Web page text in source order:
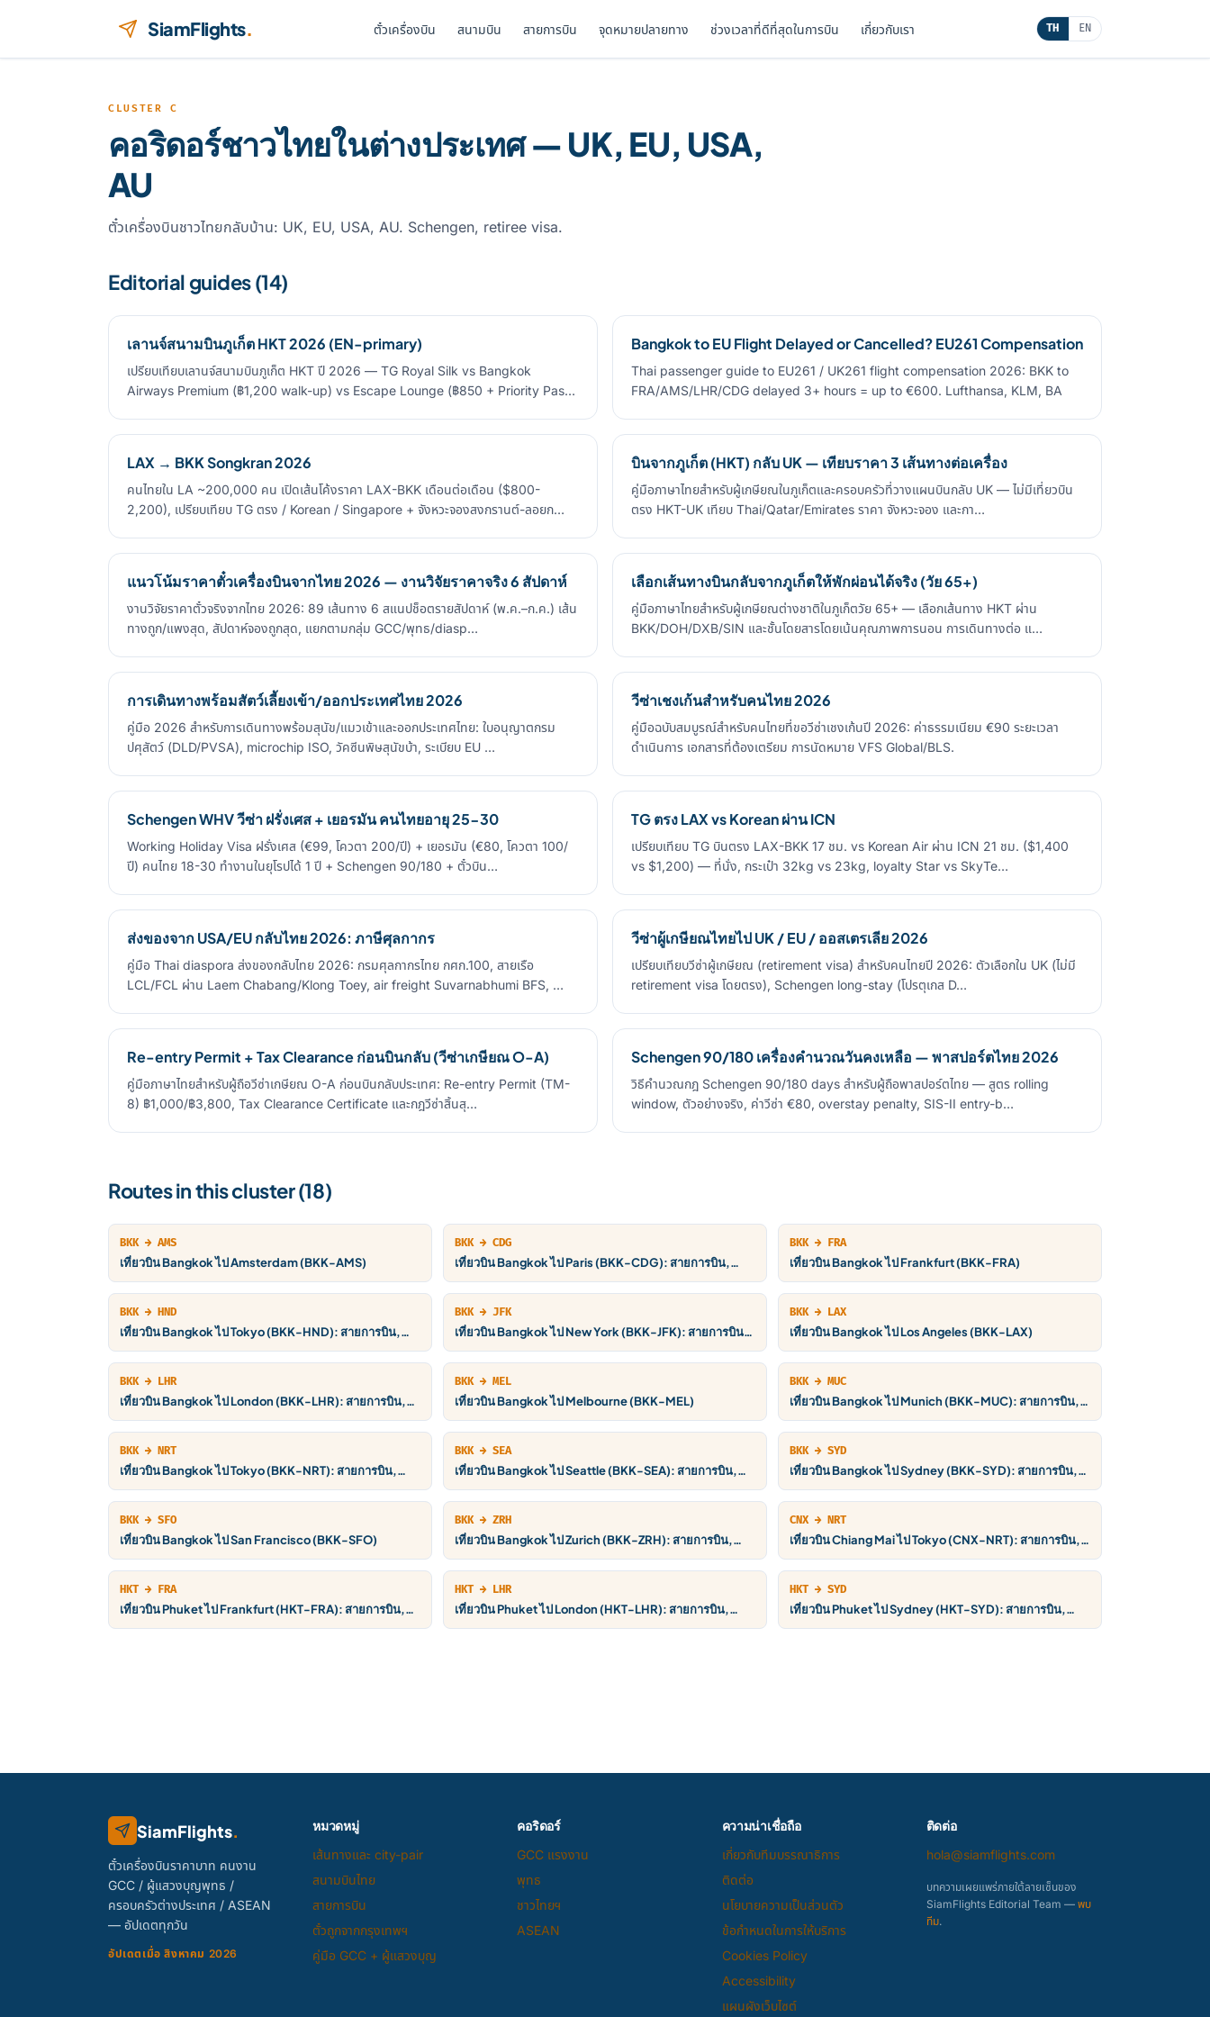
SiamFlights. ตั๋วเครื่องบิน สนามบิน สายการบิน จุดหมายปลายทาง ช่วงเวลาที่ดีที่สุดในการบิน เกี่ยวกับเรา TH EN
CLUSTER C
คอริดอร์ชาวไทยในต่างประเทศ — UK, EU, USA,
AU
ตั๋วเครื่องบินชาวไทยกลับบ้าน: UK, EU, USA, AU. Schengen, retiree visa.
Editorial guides (14)
เลานจ์สนามบินภูเก็ต HKT 2026 (EN-primary)
เปรียบเทียบเลานจ์สนามบินภูเก็ต HKT ปี 2026 — TG Royal Silk vs Bangkok
Airways Premium (฿1,200 walk-up) vs Escape Lounge (฿850 + Priority Pas…
Bangkok to EU Flight Delayed or Cancelled? EU261 Compensation
Thai passenger guide to EU261 / UK261 flight compensation 2026: BKK to
FRA/AMS/LHR/CDG delayed 3+ hours = up to €600. Lufthansa, KLM, BA
LAX → BKK Songkran 2026
คนไทยใน LA ~200,000 คน เปิดเส้นโค้งราคา LAX-BKK เดือนต่อเดือน ($800-
2,200), เปรียบเทียบ TG ตรง / Korean / Singapore + จังหวะจองสงกรานต์-ลอยก…
บินจากภูเก็ต (HKT) กลับ UK — เทียบราคา 3 เส้นทางต่อเครื่อง
คู่มือภาษาไทยสำหรับผู้เกษียณในภูเก็ตและครอบครัวที่วางแผนบินกลับ UK — ไม่มีเที่ยวบิน
ตรง HKT-UK เทียบ Thai/Qatar/Emirates ราคา จังหวะจอง และกา…
แนวโน้มราคาตั๋วเครื่องบินจากไทย 2026 — งานวิจัยราคาจริง 6 สัปดาห์
งานวิจัยราคาตั๋วจริงจากไทย 2026: 89 เส้นทาง 6 สแนปช็อตรายสัปดาห์ (พ.ค.–ก.ค.) เส้น
ทางถูก/แพงสุด, สัปดาห์จองถูกสุด, แยกตามกลุ่ม GCC/พุทธ/diasp…
เลือกเส้นทางบินกลับจากภูเก็ตให้พักผ่อนได้จริง (วัย 65+)
คู่มือภาษาไทยสำหรับผู้เกษียณต่างชาติในภูเก็ตวัย 65+ — เลือกเส้นทาง HKT ผ่าน
BKK/DOH/DXB/SIN และชั้นโดยสารโดยเน้นคุณภาพการนอน การเดินทางต่อ แ…
การเดินทางพร้อมสัตว์เลี้ยงเข้า/ออกประเทศไทย 2026
คู่มือ 2026 สำหรับการเดินทางพร้อมสุนัข/แมวเข้าและออกประเทศไทย: ใบอนุญาตกรม
ปศุสัตว์ (DLD/PVSA), microchip ISO, วัคซีนพิษสุนัขบ้า, ระเบียบ EU …
วีซ่าเชงเก้นสำหรับคนไทย 2026
คู่มือฉบับสมบูรณ์สำหรับคนไทยที่ขอวีซ่าเชงเก้นปี 2026: ค่าธรรมเนียม €90 ระยะเวลา
ดำเนินการ เอกสารที่ต้องเตรียม การนัดหมาย VFS Global/BLS.
Schengen WHV วีซ่า ฝรั่งเศส + เยอรมัน คนไทยอายุ 25-30
Working Holiday Visa ฝรั่งเศส (€99, โควตา 200/ปี) + เยอรมัน (€80, โควตา 100/
ปี) คนไทย 18-30 ทำงานในยุโรปได้ 1 ปี + Schengen 90/180 + ตั๋วบิน…
TG ตรง LAX vs Korean ผ่าน ICN
เปรียบเทียบ TG บินตรง LAX-BKK 17 ชม. vs Korean Air ผ่าน ICN 21 ชม. ($1,400
vs $1,200) — ที่นั่ง, กระเป๋า 32kg vs 23kg, loyalty Star vs SkyTe…
ส่งของจาก USA/EU กลับไทย 2026: ภาษีศุลกากร
คู่มือ Thai diaspora ส่งของกลับไทย 2026: กรมศุลกากรไทย กศก.100, สายเรือ
LCL/FCL ผ่าน Laem Chabang/Klong Toey, air freight Suvarnabhumi BFS, …
วีซ่าผู้เกษียณไทยไป UK / EU / ออสเตรเลีย 2026
เปรียบเทียบวีซ่าผู้เกษียณ (retirement visa) สำหรับคนไทยปี 2026: ตัวเลือกใน UK (ไม่มี
retirement visa โดยตรง), Schengen long-stay (โปรตุเกส D…
Re-entry Permit + Tax Clearance ก่อนบินกลับ (วีซ่าเกษียณ O-A)
คู่มือภาษาไทยสำหรับผู้ถือวีซ่าเกษียณ O-A ก่อนบินกลับประเทศ: Re-entry Permit (TM-
8) ฿1,000/฿3,800, Tax Clearance Certificate และกฎวีซ่าสิ้นสุ…
Schengen 90/180 เครื่องคำนวณวันคงเหลือ — พาสปอร์ตไทย 2026
วิธีคำนวณกฎ Schengen 90/180 days สำหรับผู้ถือพาสปอร์ตไทย — สูตร rolling
window, ตัวอย่างจริง, ค่าวีซ่า €80, overstay penalty, SIS-II entry-b…
Routes in this cluster (18)
BKK → AMS
เที่ยวบิน Bangkok ไป Amsterdam (BKK-AMS)
BKK → CDG
เที่ยวบิน Bangkok ไป Paris (BKK-CDG): สายการบิน,
BKK → FRA
เที่ยวบิน Bangkok ไป Frankfurt (BKK-FRA)
BKK → HND
เที่ยวบิน Bangkok ไป Tokyo (BKK-HND): สายการบิน,
BKK → JFK
เที่ยวบิน Bangkok ไป New York (BKK-JFK): สายการบิน,
BKK → LAX
เที่ยวบิน Bangkok ไป Los Angeles (BKK-LAX)
BKK → LHR
เที่ยวบิน Bangkok ไป London (BKK-LHR): สายการบิน,
BKK → MEL
เที่ยวบิน Bangkok ไป Melbourne (BKK-MEL)
BKK → MUC
เที่ยวบิน Bangkok ไป Munich (BKK-MUC): สายการบิน,
BKK → NRT
เที่ยวบิน Bangkok ไป Tokyo (BKK-NRT): สายการบิน,
BKK → SEA
เที่ยวบิน Bangkok ไป Seattle (BKK-SEA): สายการบิน,
BKK → SYD
เที่ยวบิน Bangkok ไป Sydney (BKK-SYD): สายการบิน,
BKK → SFO
เที่ยวบิน Bangkok ไป San Francisco (BKK-SFO)
BKK → ZRH
เที่ยวบิน Bangkok ไป Zurich (BKK-ZRH): สายการบิน,
CNX → NRT
เที่ยวบิน Chiang Mai ไป Tokyo (CNX-NRT): สายการบิน,
HKT → FRA
เที่ยวบิน Phuket ไป Frankfurt (HKT-FRA): สายการบิน,
HKT → LHR
เที่ยวบิน Phuket ไป London (HKT-LHR): สายการบิน,
HKT → SYD
เที่ยวบิน Phuket ไป Sydney (HKT-SYD): สายการบิน,
SiamFlights.
ตั๋วเครื่องบินราคาบาท คนงาน
GCC / ผู้แสวงบุญพุทธ /
ครอบครัวต่างประเทศ / ASEAN
— อัปเดตทุกวัน
อัปเดตเมื่อ สิงหาคม 2026
หมวดหมู่
เส้นทางและ city-pair
สนามบินไทย
สายการบิน
ตั๋วถูกจากกรุงเทพฯ
คู่มือ GCC + ผู้แสวงบุญ
คอริดอร์
GCC แรงงาน
พุทธ
ชาวไทยฯ
ASEAN
ความน่าเชื่อถือ
เกี่ยวกับทีมบรรณาธิการ
ติดต่อ
นโยบายความเป็นส่วนตัว
ข้อกำหนดในการให้บริการ
Cookies Policy
Accessibility
แผนผังเว็บไซต์
ติดต่อ
hola@siamflights.com
บทความเผยแพร่ภายใต้ลายเซ็นของ
SiamFlights Editorial Team — พบ
ทีม.